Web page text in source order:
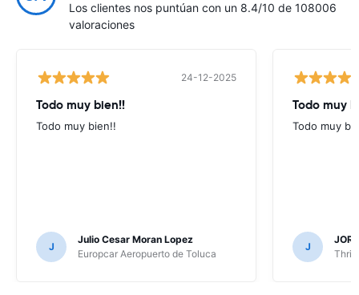
Los clientes nos puntúan con un 8.4/10 de 108006
valoraciones
24-12-2025
Todo muy bien!!
Todo muy bien!!
J
Julio Cesar Moran Lopez
Europcar Aeropuerto de Toluca
Todo muy
Todo muy
J